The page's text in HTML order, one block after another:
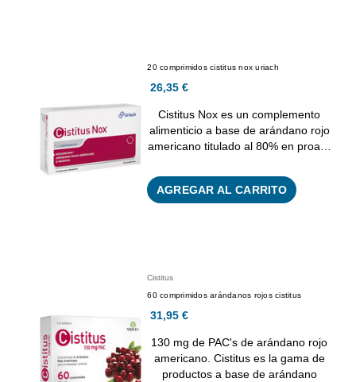
20 comprimidos cistitus nox uriach
26,35 €
Cistitus Nox es un complemento
alimenticio a base de arándano rojo
americano titulado al 80% en proa…
AGREGAR AL CARRITO
Cistitus
60 comprimidos arándanos rojos cistitus
31,95 €
130 mg de PAC's de arándano rojo
americano. Cistitus es la gama de
productos a base de arándano